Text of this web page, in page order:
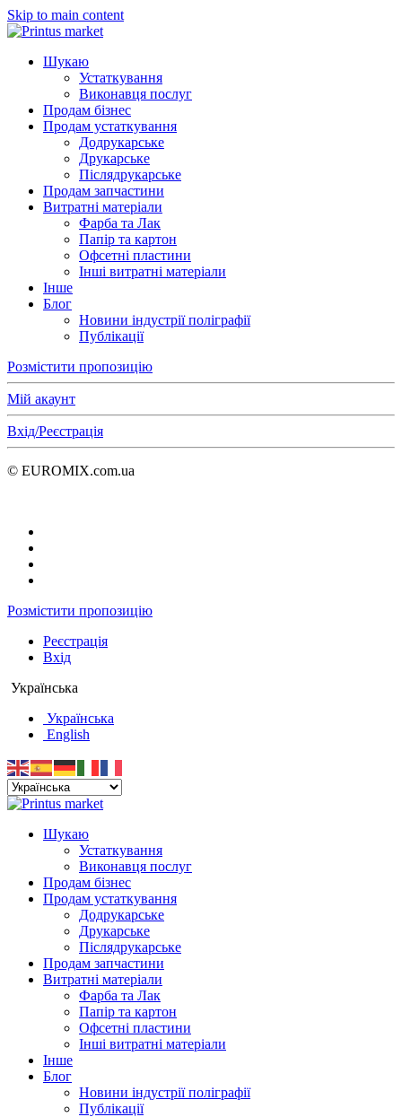
Skip to main content
Шукаю
Устаткування
Виконавця послуг
Продам бізнес
Продам устаткування
Додрукарське
Друкарське
Післядрукарське
Продам запчастини
Витратні матеріали
Фарба та Лак
Папір та картон
Офсетні пластини
Інші витратні матеріали
Інше
Блог
Новини індустрії поліграфії
Публікації
Розмістити пропозицію
Мій акаунт
Вхід/Реєстрація
© EUROMIX.com.ua
Розмістити пропозицію
Реєстрація
Вхід
Українська
Українська
English
Шукаю
Устаткування
Виконавця послуг
Продам бізнес
Продам устаткування
Додрукарське
Друкарське
Післядрукарське
Продам запчастини
Витратні матеріали
Фарба та Лак
Папір та картон
Офсетні пластини
Інші витратні матеріали
Інше
Блог
Новини індустрії поліграфії
Публікації